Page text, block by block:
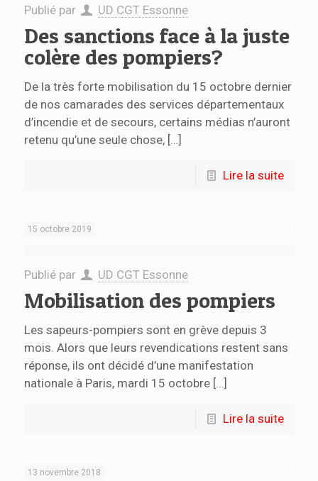
Publié par UD CGT Essonne
Des sanctions face à la juste
colère des pompiers?
De la très forte mobilisation du 15 octobre dernier
de nos camarades des services départementaux
d’incendie et de secours, certains médias n’auront
retenu qu’une seule chose,[…]
Lire la suite
15 octobre 2019
Publié par UD CGT Essonne
Mobilisation des pompiers
Les sapeurs-pompiers sont en grève depuis 3
mois. Alors que leurs revendications restent sans
réponse, ils ont décidé d’une manifestation
nationale à Paris, mardi 15 octobre[…]
Lire la suite
13 novembre 2018